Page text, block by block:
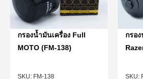
FM-138
กรองน้ำมันเครื่อง Full
MOTO (FM-138)
กรอ